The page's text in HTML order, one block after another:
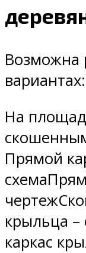
Возможна
вариантах:
На
Прямой
крыльца
каркас